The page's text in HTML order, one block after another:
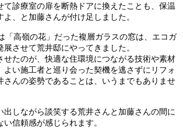
て診療室の扉を断熱ドアに換えたことも、保温
、と加藤さんが付け足しました。
「高嶺の花」だった複層ガラスの窓は、エコガ
させて荒井邸にやってきました。
せたのが、快適な住環境につながる技術や素材
よい施工者と巡り会った契機を逃さずにリフォ
さんの姿勢であることは、いうまでもありませ
出しながら談笑する荒井さんと加藤さんの間に
信頼感が感じられます。